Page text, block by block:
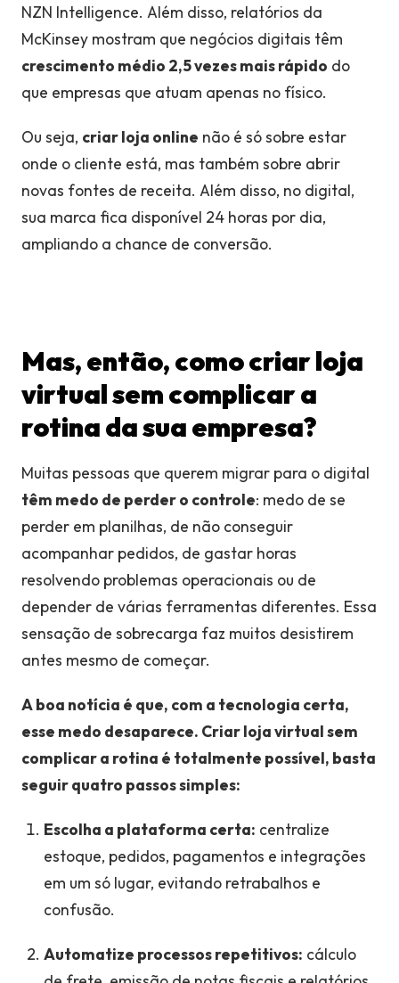
NZN Intelligence. Além disso, relatórios da
McKinsey mostram que negócios digitais têm
crescimento médio 2,5 vezes mais rápido do
que empresas que atuam apenas no físico.
Ou seja, criar loja online não é só sobre estar
onde o cliente está, mas também sobre abrir
novas fontes de receita. Além disso, no digital,
sua marca fica disponível 24 horas por dia,
ampliando a chance de conversão.
Mas, então, como criar loja
virtual sem complicar a
rotina da sua empresa?
Muitas pessoas que querem migrar para o digital
têm medo de perder o controle: medo de se
perder em planilhas, de não conseguir
acompanhar pedidos, de gastar horas
resolvendo problemas operacionais ou de
depender de várias ferramentas diferentes. Essa
sensação de sobrecarga faz muitos desistirem
antes mesmo de começar.
A boa notícia é que, com a tecnologia certa,
esse medo desaparece. Criar loja virtual sem
complicar a rotina é totalmente possível, basta
seguir quatro passos simples:
Escolha a plataforma certa: centralize
estoque, pedidos, pagamentos e integrações
em um só lugar, evitando retrabalhos e
confusão.
Automatize processos repetitivos: cálculo